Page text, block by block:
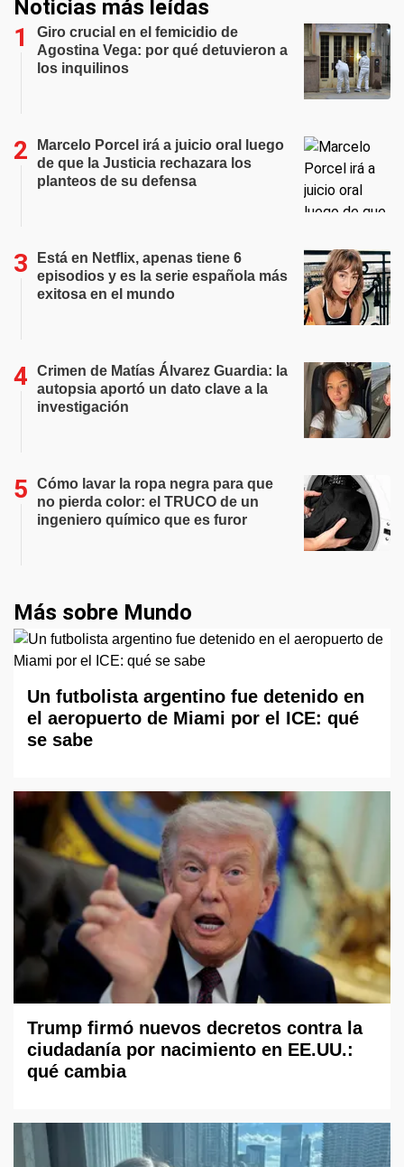
Noticias más leídas
Giro crucial en el femicidio de
Agostina Vega: por qué detuvieron a
los inquilinos
Marcelo Porcel irá a juicio oral luego
de que la Justicia rechazara los
planteos de su defensa
Está en Netflix, apenas tiene 6
episodios y es la serie española más
exitosa en el mundo
Crimen de Matías Álvarez Guardia: la
autopsia aportó un dato clave a la
investigación
Cómo lavar la ropa negra para que
no pierda color: el TRUCO de un
ingeniero químico que es furor
Más sobre Mundo
Un futbolista argentino fue detenido en
el aeropuerto de Miami por el ICE: qué
se sabe
Trump firmó nuevos decretos contra la
ciudadanía por nacimiento en EE.UU.:
qué cambia